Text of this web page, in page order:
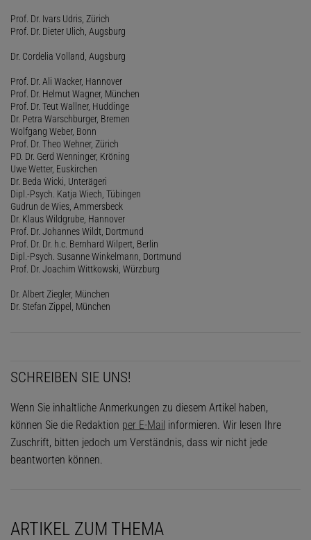
Prof. Dr. Ivars Udris, Zürich
Prof. Dr. Dieter Ulich, Augsburg
Dr. Cordelia Volland, Augsburg
Prof. Dr. Ali Wacker, Hannover
Prof. Dr. Helmut Wagner, München
Prof. Dr. Teut Wallner, Huddinge
Dr. Petra Warschburger, Bremen
Wolfgang Weber, Bonn
Prof. Dr. Theo Wehner, Zürich
PD. Dr. Gerd Wenninger, Kröning
Uwe Wetter, Euskirchen
Dr. Beda Wicki, Unterägeri
Dipl.-Psych. Katja Wiech, Tübingen
Gudrun de Wies, Ammersbeck
Dr. Klaus Wildgrube, Hannover
Prof. Dr. Johannes Wildt, Dortmund
Prof. Dr. Dr. h.c. Bernhard Wilpert, Berlin
Dipl.-Psych. Susanne Winkelmann, Dortmund
Prof. Dr. Joachim Wittkowski, Würzburg
Dr. Albert Ziegler, München
Dr. Stefan Zippel, München
SCHREIBEN SIE UNS!
Wenn Sie inhaltliche Anmerkungen zu diesem Artikel haben,
können Sie die Redaktion per E-Mail informieren. Wir lesen Ihre
Zuschrift, bitten jedoch um Verständnis, dass wir nicht jede
beantworten können.
ARTIKEL ZUM THEMA